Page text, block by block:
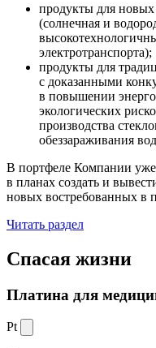
продукты для
(солнечная и
электротранспорта);
продукты для
с доказанными
в повышении
экологических
производства
обеззараживания
В портфеле Компании уже
в планах создать и
новых востребованных в
Читать раздел
Спасая жизни
Платина для
Pt